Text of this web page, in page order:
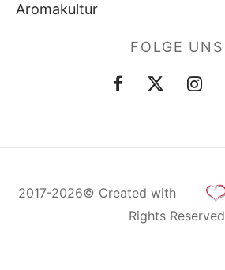
Aromakultur
FOLGE UNS
2017-2026© Created with
Rights Reserved